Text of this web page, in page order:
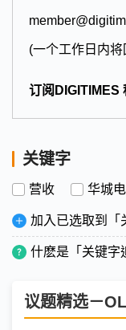
(一个工作日内
订阅DIGITIMES
关键字
营收 华城
加入已选取到「
什麽是「关键字
议题精选－